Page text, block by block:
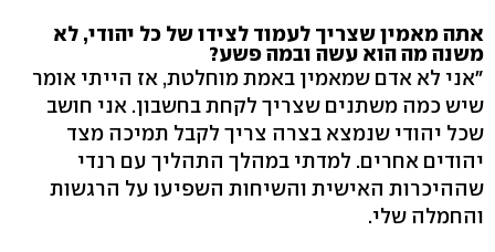
אתה מאמין שצריך לעמוד לצידו של כל יהודי, לא
משנה מה הוא עשה ובמה פשע?
"אני לא אדם שמאמין באמת מוחלטת, אז הייתי אומר
שיש כמה משתנים שצריך לקחת בחשבון. אני חושב
שכל יהודי שנמצא בצרה צריך לקבל תמיכה מצד
יהודים אחרים. למדתי במהלך התהליך עם רנדי
שההיכרות האישית והשיחות השפיעו על הרגשות
והחמלה שלי.